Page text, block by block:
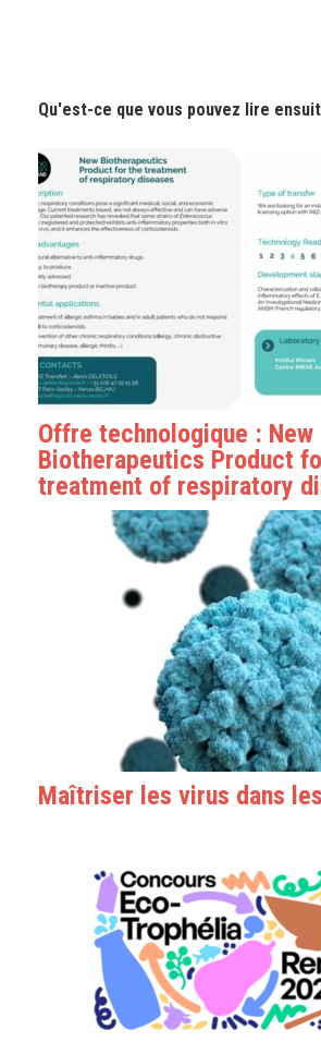
Qu'est-ce que vous pouvez lire
Offre technologique : New
Biotherapeutics Product
treatment of respiratory
Maîtriser les virus dans